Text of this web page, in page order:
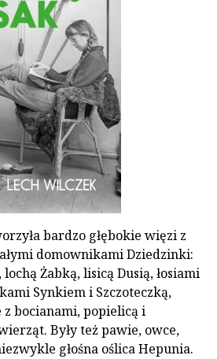
bardzo głębokie więzi z
domownikami Dziedzinki:
Żabką, lisicą Dusią, łosiami
Synkiem i Szczoteczką,
z bocianami, popielicą i
Były też pawie, owce,
głośna oślica Hepunia.